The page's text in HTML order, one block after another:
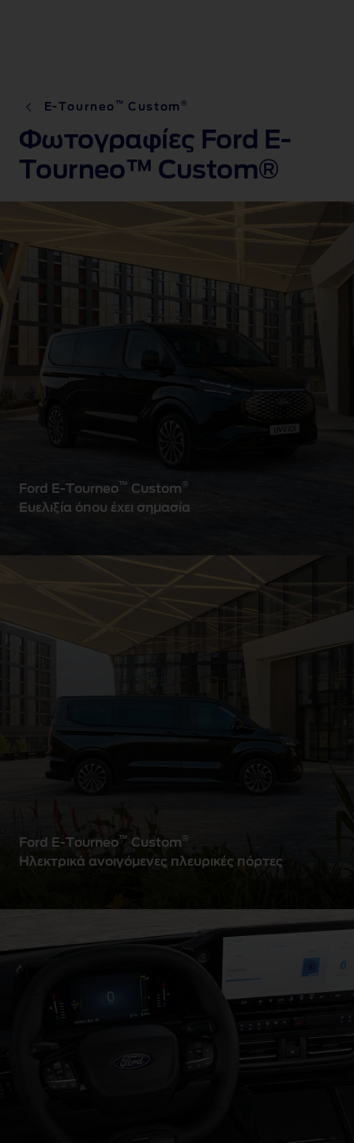
E-Tourneo ™ Custom ®
Φωτογραφίες Ford E-
Tourneo™ Custom®
Ford E-Tourneo™ Custom®
Ευελιξία όπου έχει σημασία
Ford E-Tourneo™ Custom ®
Ηλεκτρικά ανοιγόμενες πλευρικές πόρτες